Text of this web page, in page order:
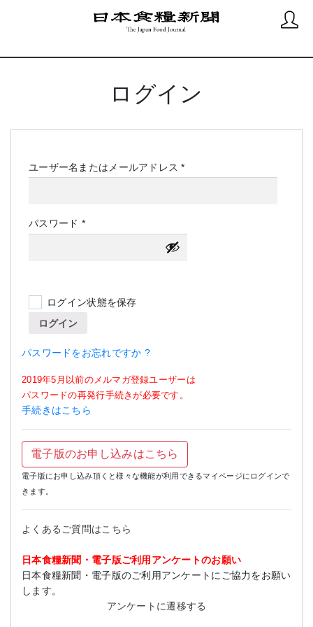
ログイン
ユーザー名またはメールアドレス*必
パスワード *必
須
ログイン状態を保存
ログイン
パスワードをお忘れですか ?
2019年5月以前のメルマガ登録ユーザーは
パスワードの再発行手続きが必要です。
手続きはこちら
電子版のお申し込みはこちら
電子版にお申し込み頂くと様々な機能が利用できるマイページにログインで
きます。
よくあるご質問はこちら
日本食糧新聞・電子版ご利用アンケートのお願い
日本食糧新聞・電子版のご利用アンケートにご協力をお願い
します。
アンケートに遷移する